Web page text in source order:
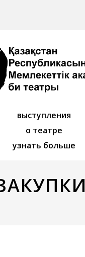
выступления
о театре
узнать больше